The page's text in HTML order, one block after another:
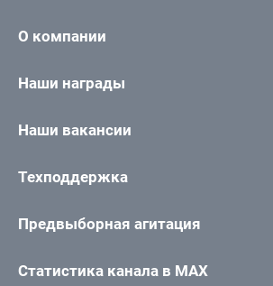
О компании
Наши награды
Наши вакансии
Техподдержка
Предвыборная агитация
Статистика канала в MAX